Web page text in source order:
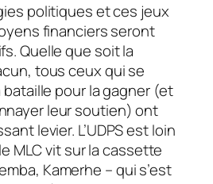
politiques et ces jeux
financiers seront
Quelle que soit la
tous ceux qui se
pour la gagner (et
leur soutien) ont
levier. L’UDPS est loin
MLC vit sur la cassette
Kamerhe – qui s’est